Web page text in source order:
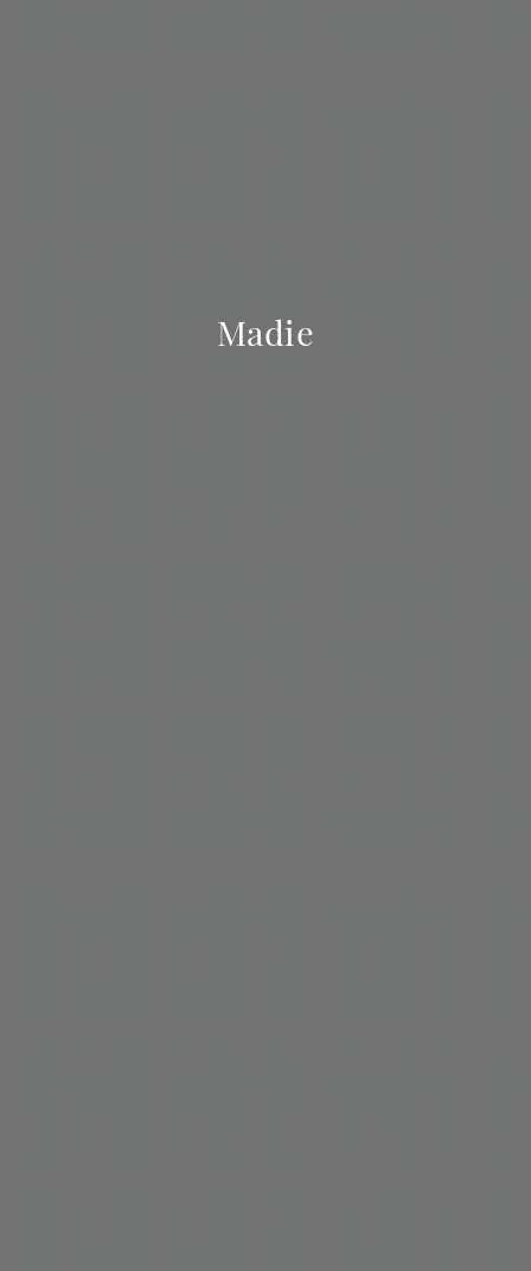
Madie